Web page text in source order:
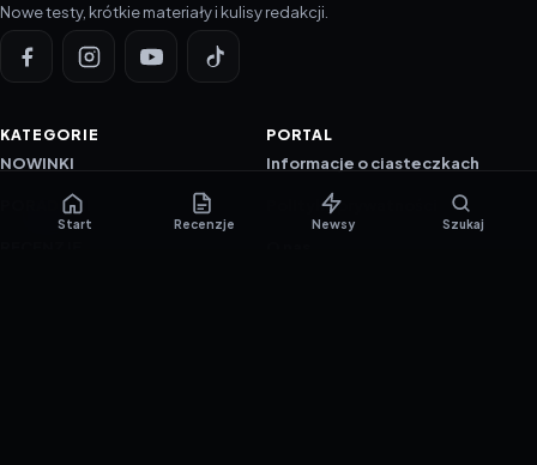
Nowe testy, krótkie materiały i kulisy redakcji.
KATEGORIE
NOWINKI
PORADNIKI
PORTAL
Informacje o ciasteczkach
Polityka prywatności
Start Recenzje Newsy Szukaj